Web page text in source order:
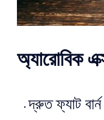
অ্যারোবিক
দ্রুত ফ্যাট